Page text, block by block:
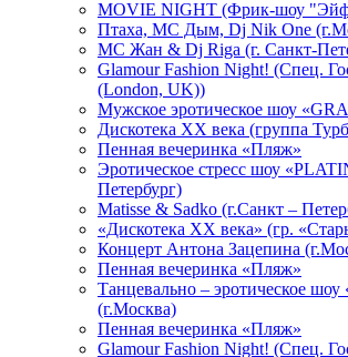
MOVIE NIGHT (Фрик-шоу
Птаха, МС Дым, Dj Nik One
МС Жан & Dj Riga (г. Санкт-
Glamour Fashion Night! (Спец.
(London, UK))
Мужское эротическое шоу
Дискотека XX века (группа
Пенная вечеринка «Пляж»
Эротическое стресс шоу
Петербург)
Matisse & Sadko (г.Санкт –
«Дискотека ХХ века» (гр.
Концерт Антона Зацепина
Пенная вечеринка «Пляж»
Танцевально – эротическое
(г.Москва)
Пенная вечеринка «Пляж»
Glamour Fashion Night! (Спец.